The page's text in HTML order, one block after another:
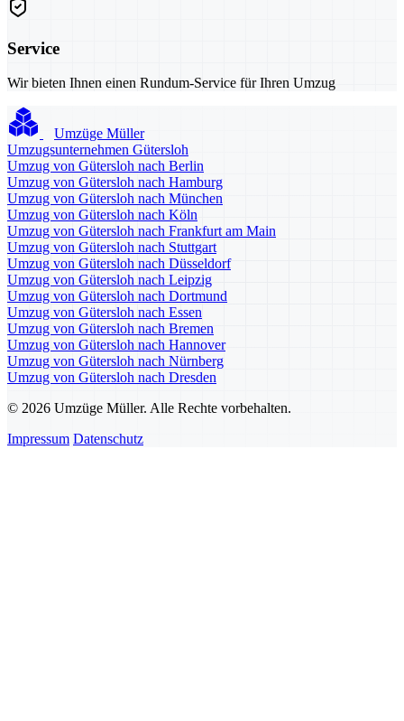
Service
Wir bieten Ihnen einen Rundum-Service für Ihren Umzug
Umzüge Müller
Umzugsunternehmen Gütersloh
Umzug von Gütersloh nach Berlin
Umzug von Gütersloh nach Hamburg
Umzug von Gütersloh nach München
Umzug von Gütersloh nach Köln
Umzug von Gütersloh nach Frankfurt am Main
Umzug von Gütersloh nach Stuttgart
Umzug von Gütersloh nach Düsseldorf
Umzug von Gütersloh nach Leipzig
Umzug von Gütersloh nach Dortmund
Umzug von Gütersloh nach Essen
Umzug von Gütersloh nach Bremen
Umzug von Gütersloh nach Hannover
Umzug von Gütersloh nach Nürnberg
Umzug von Gütersloh nach Dresden
© 2026 Umzüge Müller. Alle Rechte vorbehalten.
Impressum Datenschutz